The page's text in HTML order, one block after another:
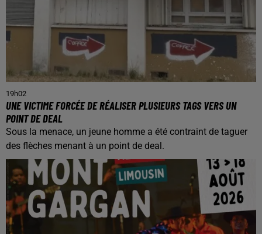
19h02
UNE VICTIME FORCÉE DE RÉALISER PLUSIEURS TAGS VERS UN
POINT DE DEAL
Sous la menace, un jeune homme a été contraint de taguer
des flèches menant à un point de deal.